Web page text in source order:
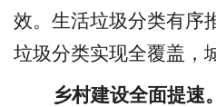
效。生活垃圾分类有序
垃圾分类实现全覆盖，
乡村建设全面提速。